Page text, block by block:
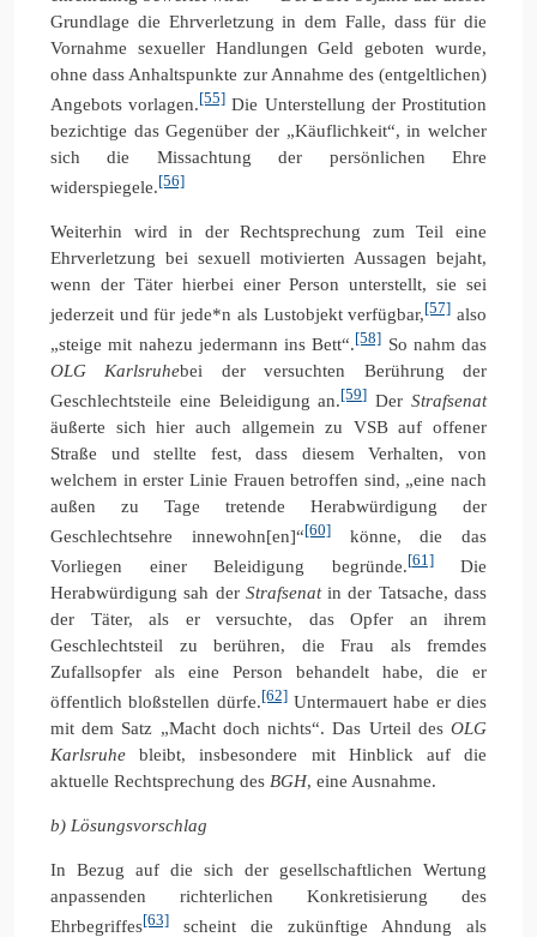
Grundlage die Ehrverletzung in dem Falle, dass für die
Vornahme sexueller Handlungen Geld geboten wurde,
ohne dass Anhaltspunkte zur Annahme des (entgeltlichen)
Angebots vorlagen.[55] Die Unterstellung der Prostitution
bezichtige das Gegenüber der „Käuflichkeit“, in welcher
sich die Missachtung der persönlichen Ehre
widerspiegele.[56]
Weiterhin wird in der Rechtsprechung zum Teil eine
Ehrverletzung bei sexuell motivierten Aussagen bejaht,
wenn der Täter hierbei einer Person unterstellt, sie sei
jederzeit und für jede*n als Lustobjekt verfügbar,[57] also
„steige mit nahezu jedermann ins Bett“.[58] So nahm das
OLG
Karlsruhebei der versuchten Berührung der
Geschlechtsteile eine Beleidigung an.[59] DerStrafsenat
äußerte sich hier auch allgemein zu VSB auf offener
Straße und stellte fest, dass diesem Verhalten, von
welchem in erster Linie Frauen betroffen sind, „eine nach
außen zu Tage tretende Herabwürdigung der
Geschlechtsehre innewohn[en]“[60]könne, die das
Vorliegen einer Beleidigung begründe.[61]Die
Herabwürdigung sah der Strafsenatin der Tatsache, dass
der Täter, als er versuchte, das Opfer an ihrem
Geschlechtsteil zu berühren, die Frau als fremdes
Zufallsopfer als eine Person behandelt habe, die er
öffentlich bloßstellen dürfe.[62]Untermauert habe er dies
mit dem Satz „Macht doch nichts“. Das Urteil des OLG
Karlsruhe bleibt, insbesondere mit Hinblick auf die
aktuelle Rechtsprechung des BGH, eine Ausnahme.
b) Lösungsvorschlag
In Bezug auf die sich der gesellschaftlichen Wertung
anpassenden richterlichen Konkretisierung des
Ehrbegriffes[63] scheint die zukünftige Ahndung als